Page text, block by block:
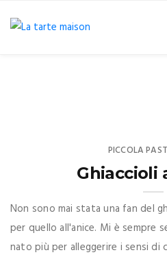
PICCOLA
Ghiaccioli
Non sono mai stata una fan del
per quello all'anice. Mi è sempre
nato più per alleggerire i sensi di